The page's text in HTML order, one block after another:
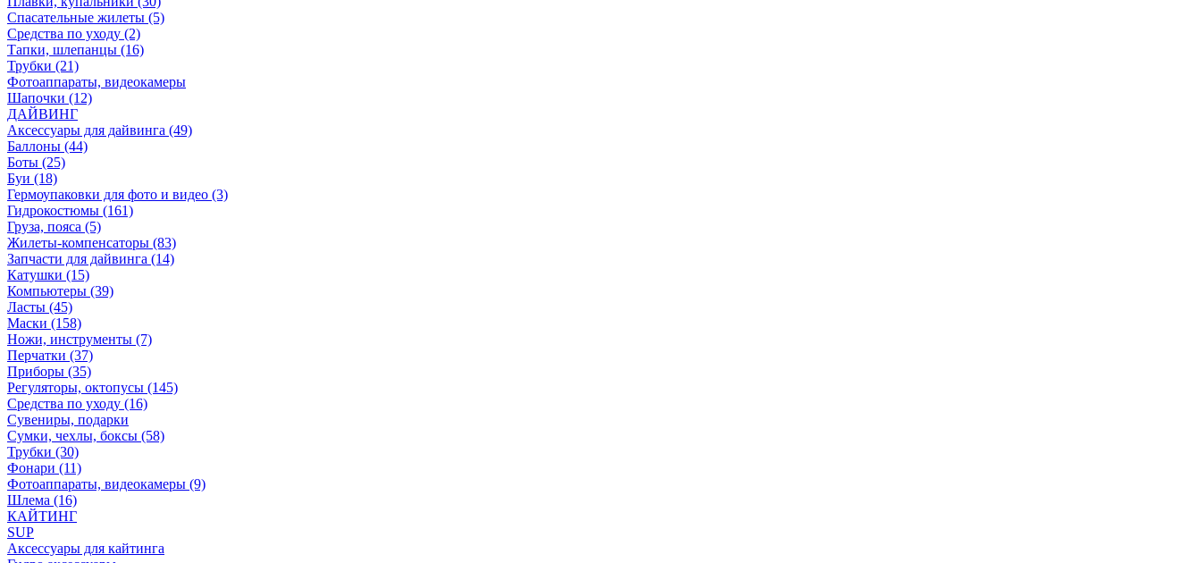
Спасательные жилеты (5)
Средства по уходу (2)
Тапки, шлепанцы (16)
Трубки (21)
Фотоаппараты, видеокамеры
Шапочки (12)
ДАЙВИНГ
Аксессуары для дайвинга (49)
Баллоны (44)
Боты (25)
Буи (18)
Гермоупаковки для фото и видео (3)
Гидрокостюмы (161)
Груза, пояса (5)
Жилеты-компенсаторы (83)
Запчасти для дайвинга (14)
Катушки (15)
Компьютеры (39)
Ласты (45)
Маски (158)
Ножи, инструменты (7)
Перчатки (37)
Приборы (35)
Регуляторы, октопусы (145)
Средства по уходу (16)
Сувениры, подарки
Сумки, чехлы, боксы (58)
Трубки (30)
Фонари (11)
Фотоаппараты, видеокамеры (9)
Шлема (16)
КАЙТИНГ
SUP
Аксессуары для кайтинга